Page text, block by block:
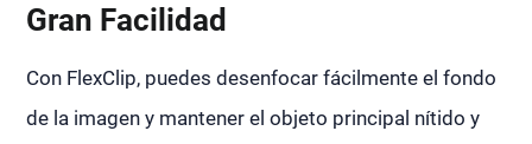
Gran Facilidad
Con FlexClip, puedes desenfocar fácilmente el fondo
de la imagen y mantener el objeto principal nítido y